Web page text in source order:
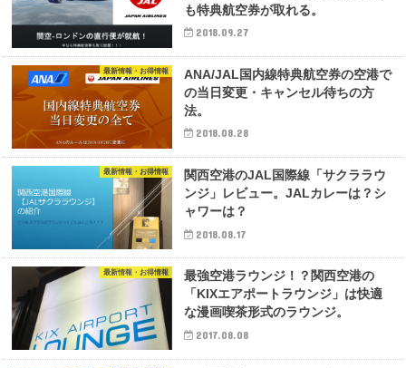
も特典航空券が取れる。
2018.09.27
最新情報・お得情報
ANA/JAL国内線特典航空券の空港で
の当日変更・キャンセル待ちの方
法。
2018.08.28
最新情報・お得情報
関西空港のJAL国際線「サクララウ
ンジ」レビュー。JALカレーは？シ
ャワーは？
2018.08.17
最新情報・お得情報
最強空港ラウンジ！？関西空港の
「KIXエアポートラウンジ」は快適
な漫画喫茶形式のラウンジ。
2017.08.08